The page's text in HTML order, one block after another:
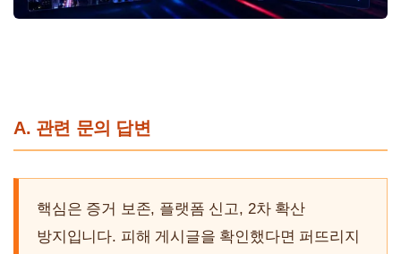
A. 관련 문의 답변
핵심은 증거 보존, 플랫폼 신고, 2차 확산
방지입니다. 피해 게시글을 확인했다면 퍼뜨리지